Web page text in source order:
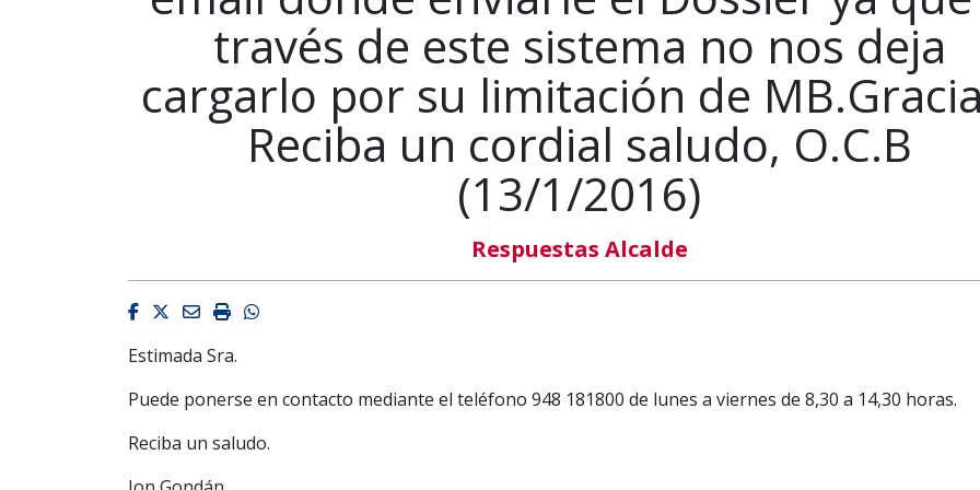
través de este sistema no nos deja
cargarlo por su limitación de
Reciba un cordial saludo, O.C.B
(13/1/2016)
Respuestas Alcalde
Facebook
Twitter
EmailImprimirWhatsapp
Estimada Sra.
Puede ponerse en contacto mediante el teléfono 948 181800 de lunes a viernes de 8,30 a 14,30 horas.
Reciba un saludo.